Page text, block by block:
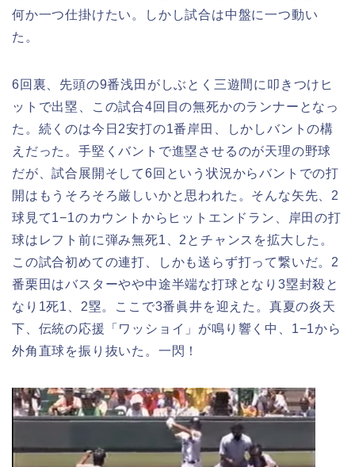
何か一つ仕掛けたい。しかし試合は中盤に一つ動い
た。
6回裏、先頭の9番浅田がしぶとく三遊間に叩きつけヒ
ットで出塁、この試合4回目の無死かのランナーとなっ
た。続くのは今日2安打の1番岸田、しかしバントの構
えだった。手堅くバントで進塁させるのが天理の野球
だが、試合展開そして6回という状況からバントでの打
開はもうそろそろ厳しいかと思われた。そんな矢先、2
球見て1−1のカウントからヒットエンドラン、岸田の打
球はレフト前に弾み無死1、2とチャンスを拡大した。
この試合初めての連打、しかも送らず打って繋いだ。2
番栗田はバスターやや中途半端な打球となり3塁封殺と
なり1死1、2塁。ここで3番眞井を迎えた。真夏の炎天
下、伝統の応援「ワッショイ」が鳴り響く中、1−1から
外角直球を振り抜いた。一閃！